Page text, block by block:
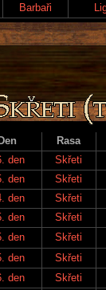
Barbaři
Rasa
den Skřeti
den Skřeti
den Skřeti
den Skřeti
den Skřeti
den Skřeti
den Skřeti